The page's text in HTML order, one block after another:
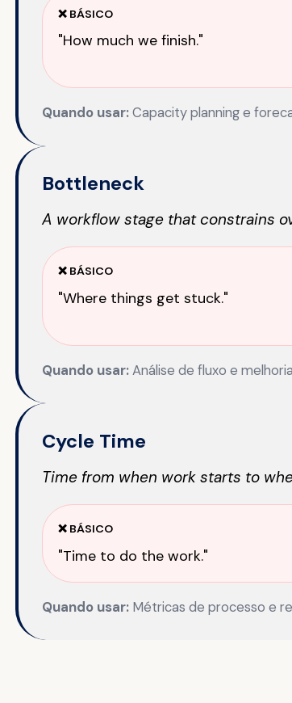
❌ BÁSICO
"How much we finish."
Quando usar:Capacity planning e
Bottleneck
A workflow stage that constrains
❌ BÁSICO
"Where things get stuck."
Quando usar:Análise de fluxo e
Cycle Time
Time from when work starts to
❌ BÁSICO
"Time to do the work."
Quando usar:Métricas de processo e